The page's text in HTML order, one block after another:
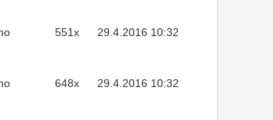
551x 29.4.2016 10:32
648x 29.4.2016 10:32